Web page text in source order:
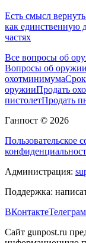
Есть смысл
как единственную
частях
Все вопросы об
Вопросы об оружии
охотминимума
оружииПродать
пистолетПродать
Ганпост © 2026
Пользовательское
Администрация:
Поддержка:
ВКонтактеТелеграм
Сайт gunpost.ru